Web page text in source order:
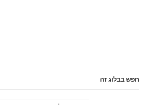
חפש בבלוג זה